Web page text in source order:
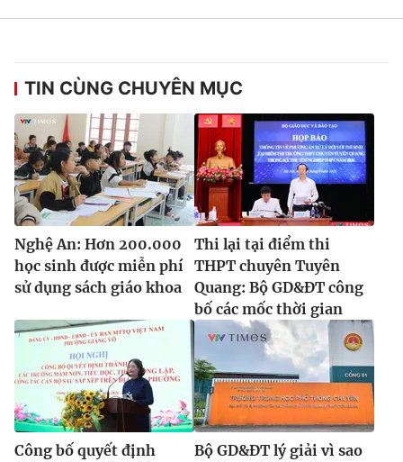
® Cấm sao chép dưới mọi hình thức nếu không có sự chấp
thuận bằng văn bản. Ghi rõ nguồn VTV.vn khi phát hành lại
thông tin từ website này.
TIN CÙNG CHUYÊN MỤC
Nghệ An: Hơn 200.000
học sinh được miễn phí
sử dụng sách giáo khoa
Thi lại tại điểm thi
THPT chuyên Tuyên
Quang: Bộ GD&ĐT công
bố các mốc thời gian
Công bố quyết định
Bộ GD&ĐT lý giải vì sao